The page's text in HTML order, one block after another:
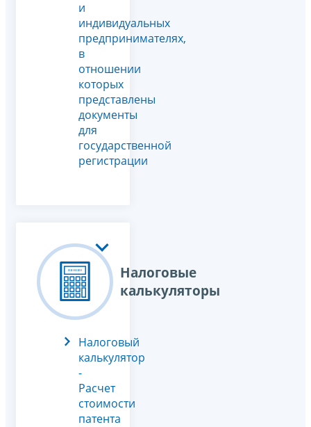
и
индивидуальных
предпринимателях,
в
отношении
которых
представлены
документы
для
государственной
регистрации
Налоговые
калькуляторы
Налоговый
калькулятор
-
Расчет
стоимости
патента